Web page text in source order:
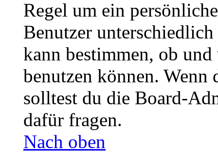
Regel um ein
Benutzer
kann bestimmen, ob
benutzen können. Wenn
solltest du die Board-
dafür fragen.
Nach oben